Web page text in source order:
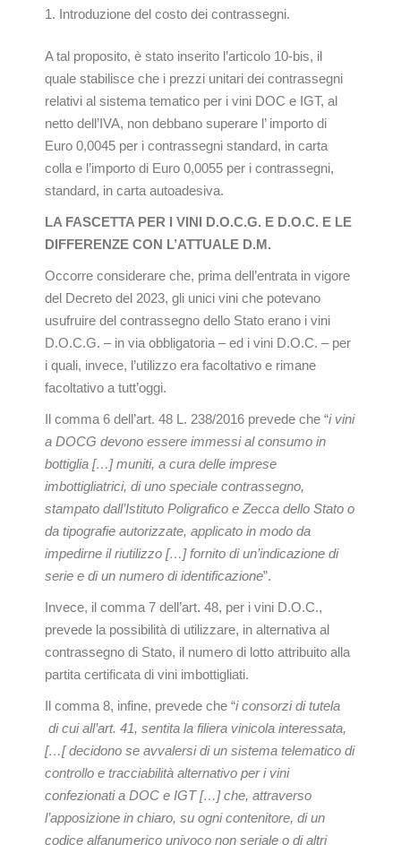
Introduzione del costo dei contrassegni.
A tal proposito, è stato inserito l’articolo 10-bis, il
quale stabilisce che i prezzi unitari dei contrassegni
relativi al sistema tematico per i vini DOC e IGT, al
netto dell’IVA, non debbano superare l’ importo di
Euro 0,0045 per i contrassegni standard, in carta
colla e l’importo di Euro 0,0055 per i contrassegni,
standard, in carta autoadesiva.
LA FASCETTA PER I VINI D.O.C.G. E D.O.C. E LE
DIFFERENZE CON L’ATTUALE D.M.
Occorre considerare che, prima dell’entrata in vigore
del Decreto del 2023, gli unici vini che potevano
usufruire del contrassegno dello Stato erano i vini
D.O.C.G. – in via obbligatoria – ed i vini D.O.C. – per
i quali, invece, l’utilizzo era facoltativo e rimane
facoltativo a tutt’oggi.
Il comma 6 dell’art. 48 L. 238/2016 prevede che “i vini
a DOCG devono essere immessi al consumo in
bottiglia […] muniti, a cura delle imprese
imbottigliatrici, di uno speciale contrassegno,
stampato dall’Istituto Poligrafico e Zecca dello Stato o
da tipografie autorizzate, applicato in modo da
impedirne il riutilizzo […] fornito di un’indicazione di
serie e di un numero di identificazione”.
Invece, il comma 7 dell’art. 48, per i vini D.O.C.,
prevede la possibilità di utilizzare, in alternativa al
contrassegno di Stato, il numero di lotto attribuito alla
partita certificata di vini imbottigliati.
Il comma 8, infine, prevede che “i consorzi di tutela
di cui all’art. 41, sentita la filiera vinicola interessata,
[…[ decidono se avvalersi di un sistema telematico di
controllo e tracciabilità alternativo per i vini
confezionati a DOC e IGT […] che, attraverso
l’apposizione in chiaro, su ogni contenitore, di un
codice alfanumerico univoco non seriale o di altri